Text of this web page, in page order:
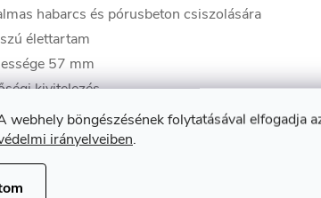
webhely böngészésének folytatásával elfogadja
irányelveiben.
habarcs és pórusbeton csiszolására
élettartam
57 mm
kivitelezés
márkával kompatibilis
Britanniában készült
anyagokhoz tervezve: